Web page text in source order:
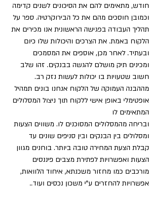
חודש, מתאימים להם את הסיכונים לשנים קדימה
וכמובן חוסכים מהם את כל הבירוקרטיה. ספר על
תהליך העבודה בפגישה הראשונית אנו מכירים את
הלקוח באמת. את הצרכים והיכולות שלו כיום
ובעתיד. לאחר מכן, אוספים את המסמכים
ומכינים תיק מושלם להגשה בבנקים. זהו שלב
חשוב שטעויות בו יכולות לעשות נזק רב.
מההבנה העמוקה של הלקוח אנחנו בונים תמהיל
אופטימלי באופן אישי ללקוח תוך ניצול המסלולים
המתאימים לו
ובריחה מהמסלולים המסוכנים לו. משווים הצעות
ומסלולים בין הבנקים ובין סניפים שונים עד
קבלת הצעת המחירה טובה ביותר. בוחנים מגוון
הצעות ואפשרויות לפתירת מצבים פיננסים
מורכבים כמו מחזור משכנתא, איחוד הלוואות,
אפשרויות להחזרים ע”י משכון נכסים ועוד..